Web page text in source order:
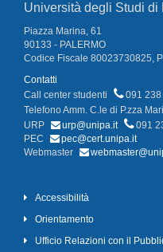
Università degli Studi di
Piazza Marina, 61
90133 - PALERMO
Codice Fiscale 80023730825,
Contatti
Call center studenti
091
Telefono Amm. C.le di P.zza
URP
urp@unipa.it
091
PEC
pec@cert.unipa.it
Webmaster
Accessibilità
Orientamento
Ufficio Relazioni con il